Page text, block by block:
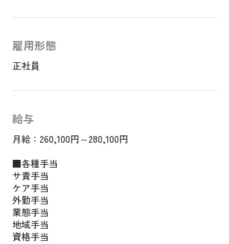
雇用形態
正社員
給与
月給：260,100円～280,100円
■各種手当
サ責手当
ケア手当
外勤手当
業態手当
地域手当
資格手当